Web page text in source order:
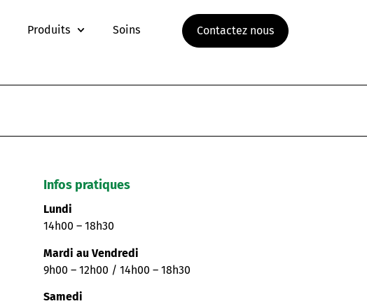
Produits Soins Contactez nous
Infos pratiques
Lundi
14h00 – 18h30
Mardi au Vendredi
9h00 – 12h00 / 14h00 – 18h30
Samedi